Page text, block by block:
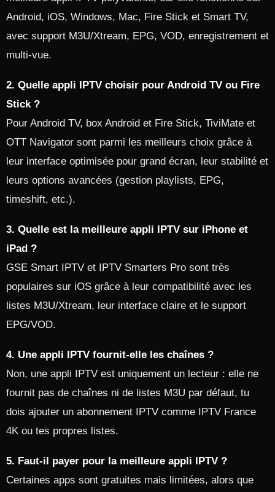
Android, iOS, Windows, Mac, Fire Stick et Smart TV,
avec support M3U/Xtream, EPG, VOD, enregistrement et
multi‑vue.​
2. Quelle appli IPTV choisir pour Android TV ou Fire
Stick ?
Pour Android TV, box Android et Fire Stick, TiviMate et
OTT Navigator sont parmi les meilleurs choix grâce à
leur interface optimisée pour grand écran, leur stabilité et
leurs options avancées (gestion playlists, EPG,
timeshift, etc.).​
3. Quelle est la meilleure appli IPTV sur iPhone et
iPad ?
GSE Smart IPTV et IPTV Smarters Pro sont très
populaires sur iOS grâce à leur compatibilité avec les
listes M3U/Xtream, leur interface claire et le support
EPG/VOD.​
4. Une appli IPTV fournit-elle les chaînes ?
Non, une appli IPTV est uniquement un lecteur : elle ne
fournit pas de chaînes ni de listes M3U par défaut, tu
dois ajouter un abonnement IPTV comme IPTV France
4K ou tes propres listes.​
5. Faut-il payer pour la meilleure appli IPTV ?
Certaines apps sont gratuites mais limitées, alors que